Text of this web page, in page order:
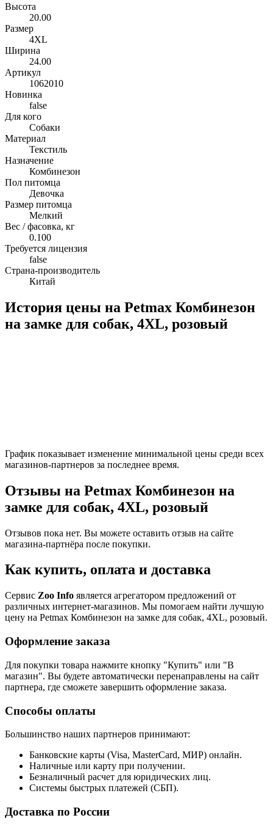
Высота
20.00
Размер
4XL
Ширина
24.00
Артикул
1062010
Новинка
false
Для кого
Собаки
Материал
Текстиль
Назначение
Комбинезон
Пол питомца
Девочка
Размер питомца
Мелкий
Вес / фасовка, кг
0.100
Требуется лицензия
false
Страна-производитель
Китай
История цены на Petmax Комбинезон
на замке для собак, 4XL, розовый
График показывает изменение минимальной цены среди всех
магазинов-партнеров за последнее время.
Отзывы на Petmax Комбинезон на
замке для собак, 4XL, розовый
Отзывов пока нет. Вы можете оставить отзыв на сайте
магазина-партнёра после покупки.
Как купить, оплата и доставка
Сервис Zoo Info является агрегатором предложений от
различных интернет-магазинов. Мы помогаем найти лучшую
цену на Petmax Комбинезон на замке для собак, 4XL, розовый.
Оформление заказа
Для покупки товара нажмите кнопку "Купить" или "В
магазин". Вы будете автоматически перенаправлены на сайт
партнера, где сможете завершить оформление заказа.
Способы оплаты
Большинство наших партнеров принимают:
Банковские карты (Visa, MasterCard, МИР) онлайн.
Наличные или карту при получении.
Безналичный расчет для юридических лиц.
Системы быстрых платежей (СБП).
Доставка по России